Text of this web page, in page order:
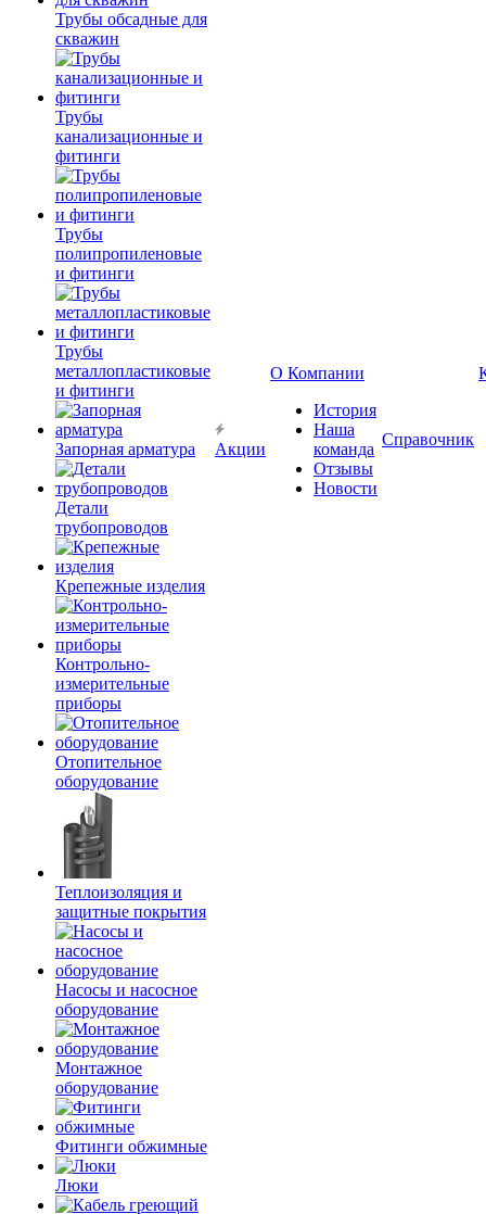
Трубы обсадные для
скважин
Трубы
канализационные и
фитинги
Трубы
полипропиленовые
и фитинги
Трубы
металлопластиковые
и фитинги
Запорная арматура
Детали
трубопроводов
Крепежные изделия
Контрольно-
измерительные
приборы
Отопительное
оборудование
Теплоизоляция и
защитные покрытия
Насосы и насосное
оборудование
Монтажное
оборудование
Фитинги обжимные
Люки
Акции
О Компании
История
Наша
команда
Отзывы
Новости
Справочник